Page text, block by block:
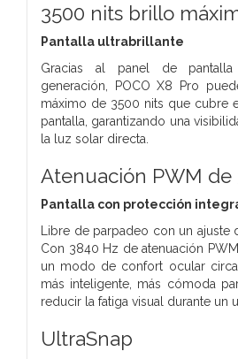
3500 nits brillo
Pantalla ultrabrillante
Gracias al panel de
generación, POCO X8 Pro
máximo de 3500 nits que cubre
pantalla, garantizando una
la luz solar directa.
Atenuación PWM de
Pantalla con protección
Libre de parpadeo con un ajuste
Con 3840 Hz de atenuación
un modo de confort ocular
más inteligente, más cómoda
reducir la fatiga visual durante un
UltraSnap